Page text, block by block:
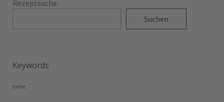
Rezeptsuche
Suchen
Keywords
torte